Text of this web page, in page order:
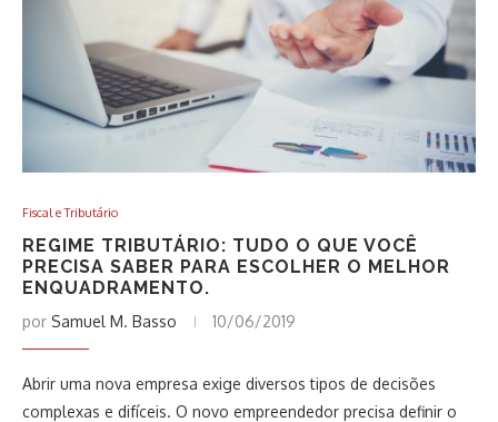
Fiscal e Tributário
REGIME TRIBUTÁRIO: TUDO O QUE VOCÊ
PRECISA SABER PARA ESCOLHER O MELHOR
ENQUADRAMENTO.
por Samuel M. Basso 10/06/2019
Abrir uma nova empresa exige diversos tipos de decisões
complexas e difíceis. O novo empreendedor precisa definir o